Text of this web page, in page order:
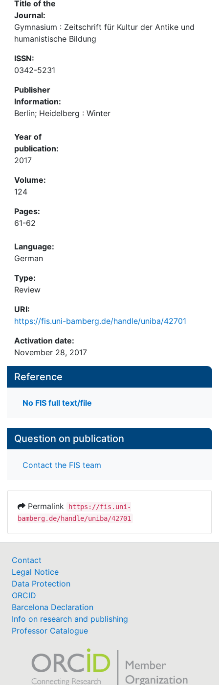
Title of the
Journal:
Gymnasium : Zeitschrift für Kultur der Antike und
humanistische Bildung
ISSN:
0342-5231
Publisher
Information:
Berlin; Heidelberg : Winter
Year of
publication:
2017
Volume:
124
Pages:
61-62
Language:
German
Type:
Review
URI:
https://fis.uni-bamberg.de/handle/uniba/42701
Activation date:
November 28, 2017
Reference
No FIS full text/file
Question on publication
Contact the FIS team
Permalink
https://fis.uni-
bamberg.de/handle/uniba/42701
Contact
Legal Notice
Data Protection
ORCID
Barcelona Declaration
Info on research and publishing
Professor Catalogue